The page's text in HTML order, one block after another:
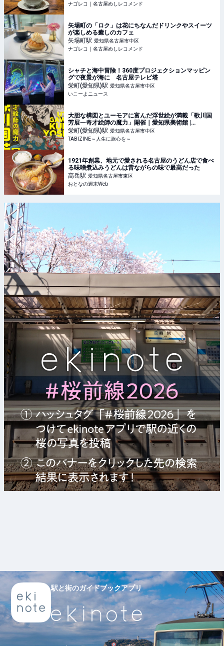
ナゴレコ｜名古屋めしレコメンド
矢場町の「ロク」は花にちなんだドリンクやスイーツ
が楽しめる癒しのカフェ
矢場町駅 愛知県名古屋市中区
ナゴレコ｜名古屋めしレコメンド
シャチと海中冒険！360度プロジェクションマッピン
グで夜景が海に 名古屋テレビ塔
栄町(愛知県)駅 愛知県名古屋市中区
いこーよニュース
大胆な構図とユーモアに富んだ浮世絵が満載「歌川国
芳展―奇才絵師の魔力」開催｜愛知県美術館 |
TABIZINE～人生に旅心を～
栄町(愛知県)駅 愛知県名古屋市中区
TABIZINE～人生に旅心を～
1921年創業、地元で愛される名古屋のうどん店で食べ
る味噌煮込みうどんは昔ながらの味で最高だった
高岳駅 愛知県名古屋市東区
おとなの週末Web
駅と街のガイドブックアプリ